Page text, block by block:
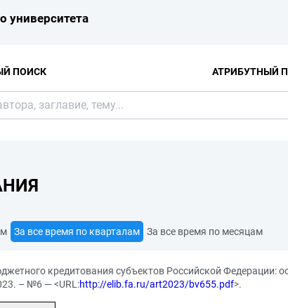
университета
ПОИСК АТРИБУТНЫЙ
За все время по кварталам За все время по месяцам
кредитования субъектов Российской Федерации:
– №6 — <URL:http://elib.fa.ru/art2023/bv655.pdf>.